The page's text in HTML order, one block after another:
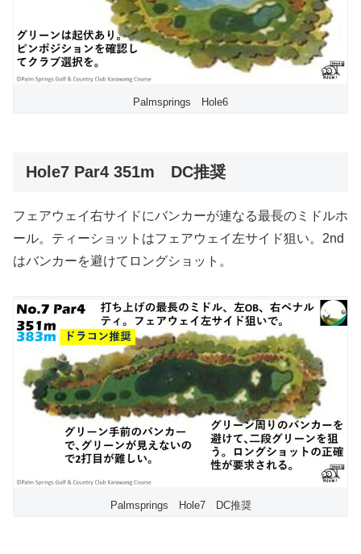
Palmsprings Hole6
Hole7 Par4 351m DC推奨
フェアウェイ右サイドにバンカーが連なる最長のミドルホ
ール。ティーショットはフェアウェイ左サイド狙い。2nd
はバンカーを避けてロングショット。
Palmsprings Hole7 DC推奨